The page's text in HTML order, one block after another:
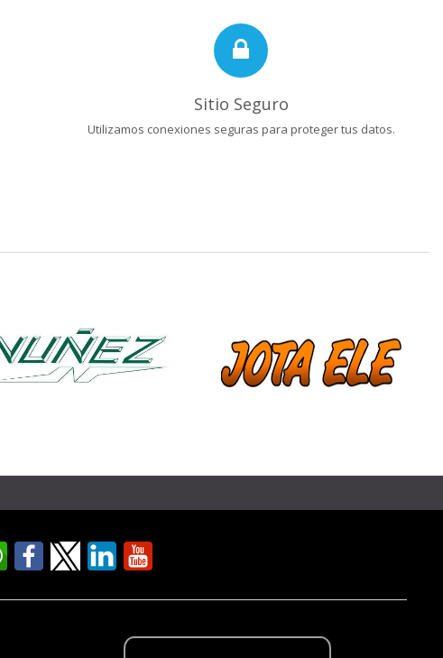
Sitio Seguro
Utilizamos conexiones seguras para proteger tus datos.